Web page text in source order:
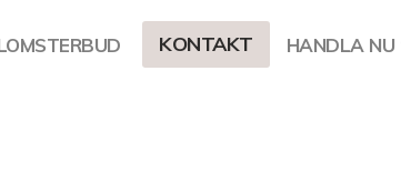
KONTAKT HANDLA NU